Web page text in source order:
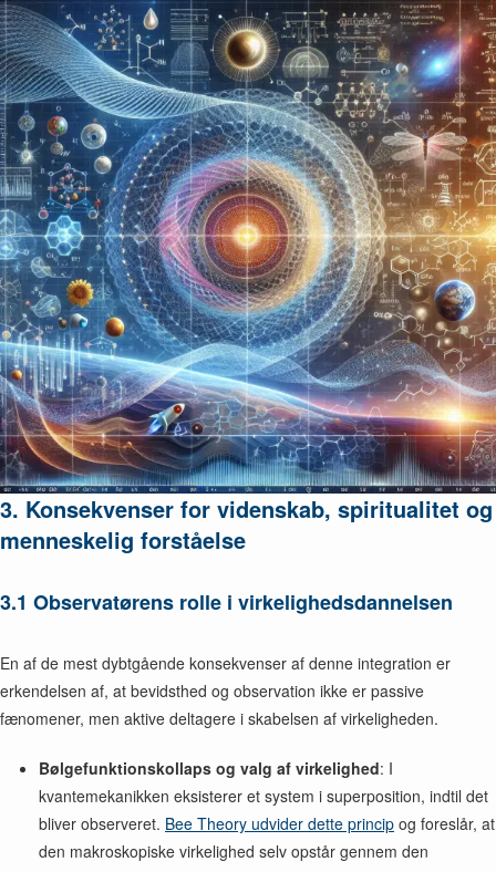
3. Konsekvenser for videnskab, spiritualitet og
menneskelig forståelse
3.1 Observatørens rolle i virkelighedsdannelsen
En af de mest dybtgående konsekvenser af denne integration er
erkendelsen af, at bevidsthed og observation ikke er passive
fænomener, men aktive deltagere i skabelsen af virkeligheden.
Bølgefunktionskollaps og valg af virkelighed: I
kvantemekanikken eksisterer et system i superposition, indtil det
bliver observeret. Bee Theory udvider dette princip og foreslår, at
den makroskopiske virkelighed selv opstår gennem den